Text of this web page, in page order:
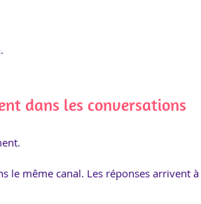
dans les conversations
le même canal. Les réponses arrivent à